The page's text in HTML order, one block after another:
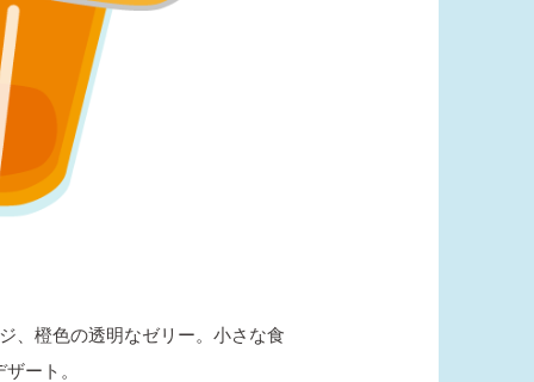
、橙色の透明なゼリー。小さな食
ート。